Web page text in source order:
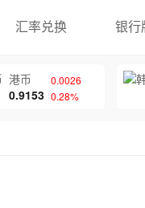
汇率兑换 银行
港币
0.9153
0.0026
0.28%